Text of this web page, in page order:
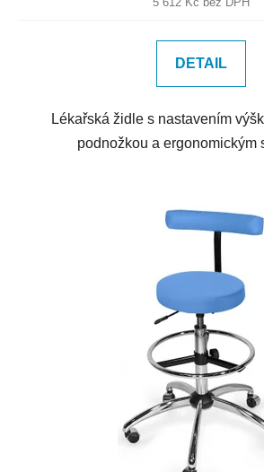
DETAIL
Lékařská židle s nastavením
podnožkou a ergonomickým